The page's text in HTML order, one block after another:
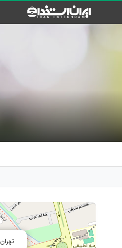
تهران